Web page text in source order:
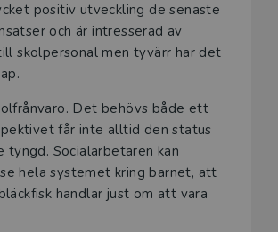
positiv utveckling de senaste
och är intresserad av
skolpersonal men tyvärr har det
Det behövs både ett
får inte alltid den status
Socialarbetaren kan
hela systemet kring barnet, att
handlar just om att vara